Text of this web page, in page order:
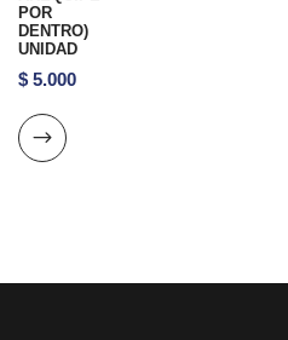
POR
DENTRO)
UNIDAD
$ 5.000